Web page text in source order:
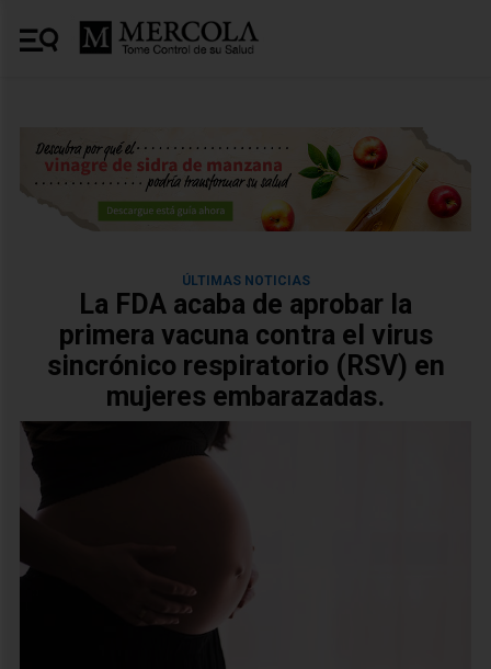
ÚLTIMAS NOTICIAS
La FDA acaba de aprobar la
primera vacuna contra el virus
sincrónico respiratorio (RSV) en
mujeres embarazadas.